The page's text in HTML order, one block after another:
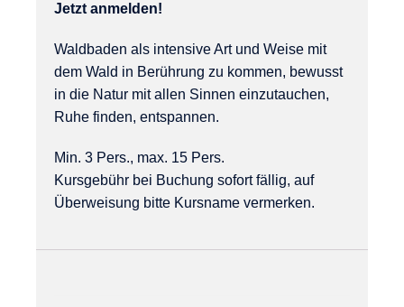
Jetzt anmelden!
Waldbaden als intensive Art und Weise mit
dem Wald in Berührung zu kommen, bewusst
in die Natur mit allen Sinnen einzutauchen,
Ruhe finden, entspannen.
Min. 3 Pers., max. 15 Pers.
Kursgebühr bei Buchung sofort fällig, auf
Überweisung bitte Kursname vermerken.